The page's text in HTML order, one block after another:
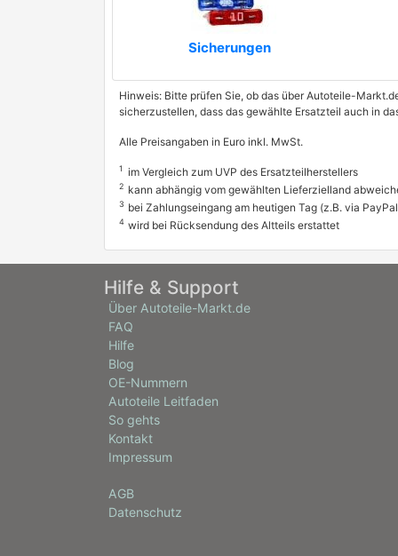
Sicherungen
Hinweis: Bitte prüfen Sie, ob das über Autoteile-
sicherzustellen, dass das gewählte Ersatzteil auch in
Alle Preisangaben in Euro inkl. MwSt.
1 im Vergleich zum UVP des Ersatzteilherstellers
2 kann abhängig vom gewählten Lieferzielland
3 bei Zahlungseingang am heutigen Tag (z.B. via
4 wird bei Rücksendung des Altteils erstattet
Hilfe & Support
Über Autoteile-Markt.de
FAQ
Hilfe
Blog
OE-Nummern
Autoteile Leitfaden
So gehts
Kontakt
Impressum
AGB
Datenschutz